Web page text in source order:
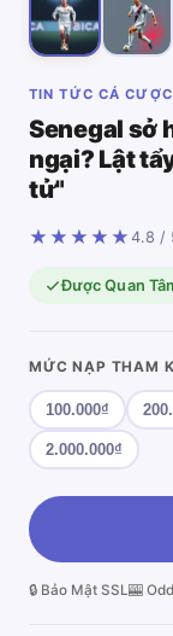
TIN TỨC CÁ CƯỢC
Senegal sở
ngại? Lật
tử"
★★★★★ 4.8 /
Được Quan
MỨC NẠP THAM
100.000₫
2.000.000₫
🔒 Bảo Mật SSL🎰